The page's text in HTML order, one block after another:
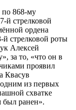
по 868-му
й стрелковой
ордена
й стрелковой роты
Алексей
за то, «что он в
проявил
Квасув
из первых
схватке
ранен».